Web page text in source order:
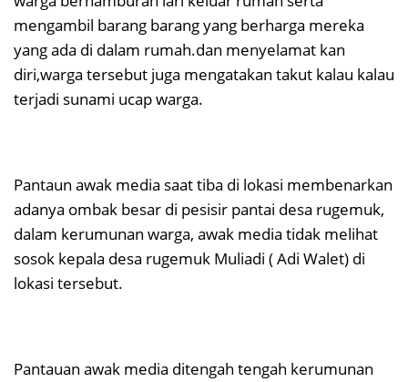
mengambil barang barang yang berharga mereka
yang ada di dalam rumah.dan menyelamat kan
diri,warga tersebut juga mengatakan takut kalau kalau
terjadi sunami ucap warga.
Pantaun awak media saat tiba di lokasi membenarkan
adanya ombak besar di pesisir pantai desa rugemuk,
dalam kerumunan warga, awak media tidak melihat
sosok kepala desa rugemuk Muliadi ( Adi Walet) di
lokasi tersebut.
Pantauan awak media ditengah tengah kerumunan